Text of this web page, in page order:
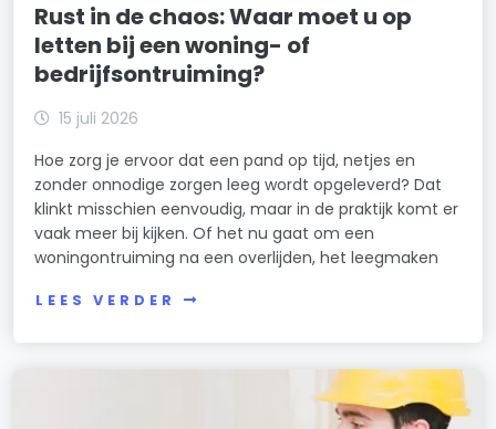
Rust in de chaos: Waar moet u op
letten bij een woning- of
bedrijfsontruiming?
15 juli 2026
Hoe zorg je ervoor dat een pand op tijd, netjes en
zonder onnodige zorgen leeg wordt opgeleverd? Dat
klinkt misschien eenvoudig, maar in de praktijk komt er
vaak meer bij kijken. Of het nu gaat om een
woningontruiming na een overlijden, het leegmaken
LEES VERDER